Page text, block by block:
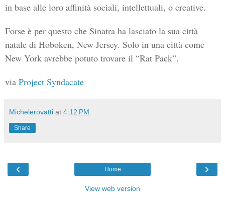
in base alle loro affinità sociali, intellettuali, o creative.
Forse è per questo che Sinatra ha lasciato la sua città
natale di Hoboken, New Jersey. Solo in una città come
New York avrebbe potuto trovare il “Rat Pack”.
via Project Syndacate
Michelerovatti at 4:12 PM
Share
‹ ›
Home
View web version